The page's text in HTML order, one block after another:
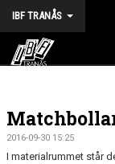
IBF TRANÅS
FÖRENINGEN
VÅRA LAG
2016-09-30 15:25
I materialrummet står